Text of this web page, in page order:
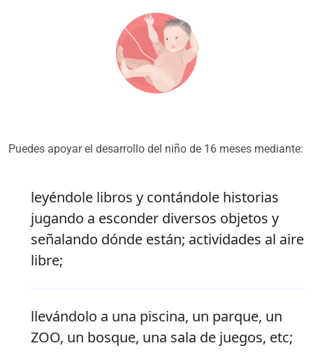
Puedes apoyar el desarrollo del niño de 16 meses mediante:
leyéndole libros y contándole historias
jugando a esconder diversos objetos y
señalando dónde están; actividades al aire
libre;
llevándolo a una piscina, un parque, un
ZOO, un bosque, una sala de juegos, etc;